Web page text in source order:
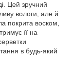
Цей зручний
вологи, але й
покрита воском,
її на
в будь-який